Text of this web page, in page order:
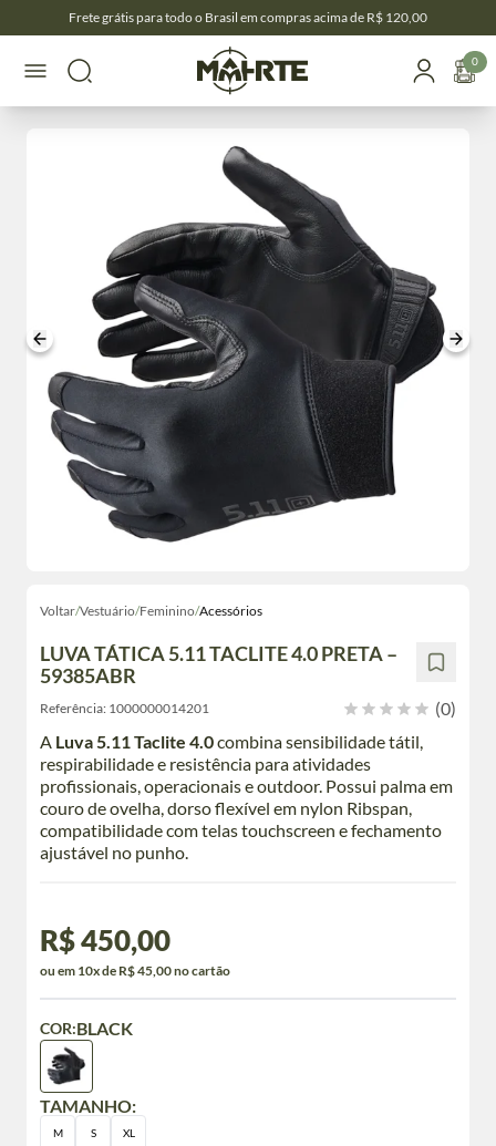
Frete grátis para todo o Brasil em compras acima de R$ 120,00
0
Voltar/Vestuário/Feminino/Acessórios
LUVA TÁTICA 5.11 TACLITE 4.0 PRETA –
59385ABR
Referência: 1000000014201
(0)
A Luva 5.11 Taclite 4.0combina sensibilidade tátil,
respirabilidade e resistência para atividades
profissionais, operacionais e outdoor. Possui palma em
couro de ovelha, dorso flexível em nylon Ribspan,
compatibilidade com telas touchscreen e fechamento
ajustável no punho.
R$ 450,00
ou em 10x de R$ 45,00 no cartão
TAMANHO:
M S XL
COR:BLACK